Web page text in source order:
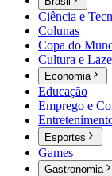
Ciência e
Colunas
Copa do
Cultura e
Economia
Educação
Emprego e
Esportes
Games
Gastronomia